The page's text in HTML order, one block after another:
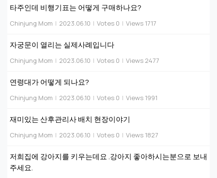
타주인데 비행기표는 어떻게 구매하나요?
Chinjung Mom | 2023.06.10 | Votes 0 | Views 1717
자궁문이 열리는 실제사례입니다
Chinjung Mom | 2023.06.10 | Votes 0 | Views 2477
연령대가 어떻게 되나요?
Chinjung Mom | 2023.06.10 | Votes 0 | Views 1991
재미있는 산후관리사 배치 현장이야기
Chinjung Mom | 2023.06.10 | Votes 0 | Views 1827
저희집에 강아지를 키우는데요 .강아지 좋아하시는분으로 보내
주세요.